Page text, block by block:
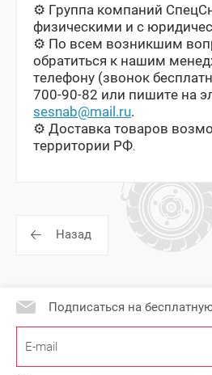
⚙️ Группа компаний
физическими и с
⚙️ По всем возникшим
обратиться к нашим
телефону (звонок
700-90-82 или пишите на
sesnab@mail.ru.
⚙️ Доставка товаров
территории РФ.
Назад
Подписаться на